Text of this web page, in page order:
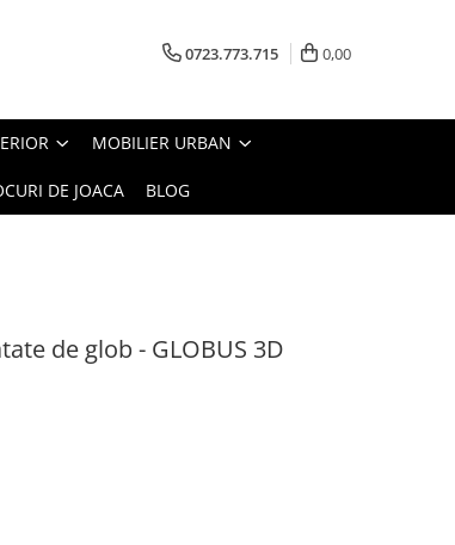
0723.773.715 0,00
MOBILIER URBAN
DE JOACA BLOG
de glob - GLOBUS 3D